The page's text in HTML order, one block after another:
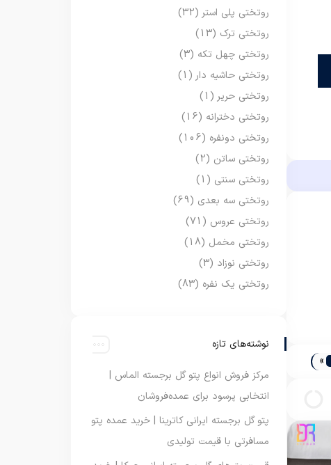
»
روتختی پلی استر (32)
روتختی ترک (13)
روتختی چهل تکه (3)
روتختی حاشیه دار (1)
روتختی حریر (1)
روتختی دخترانه (16)
روتختی دونفره (106)
روتختی ساتن (2)
روتختی سنتی (1)
روتختی سه بعدی (69)
روتختی عروس (71)
روتختی مخمل (18)
روتختی نوزاد (3)
روتختی یک نفره (83)
نوشته‌های تازه
مرکز فروش انواع پتو گل برجسته الماس |
انتخابی پرسود برای عمده‌فروشان
پتو گل برجسته ایرانی کاترینا | خرید عمده پتو
مسافرتی با قیمت تولیدی